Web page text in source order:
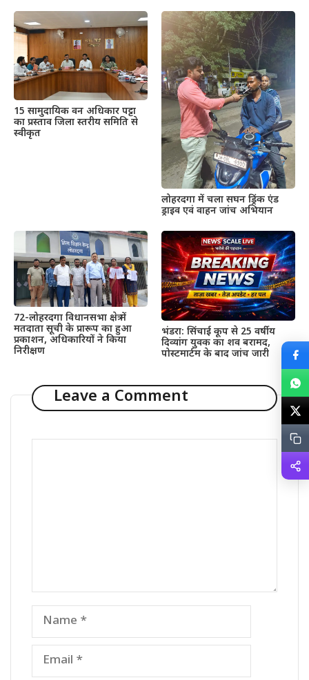
15 सामुदायिक वन अधिकार पट्टा
का प्रस्ताव जिला स्तरीय समिति से
स्वीकृत
लोहरदगा में चला सघन ड्रिंक एंड
ड्राइव एवं वाहन जांच अभियान
72-लोहरदगा विधानसभा क्षेत्र में
मतदाता सूची के प्रारूप का हुआ
प्रकाशन, अधिकारियों ने किया
निरीक्षण
भंडरा: सिंचाई कूप से 25 वर्षीय
दिव्यांग युवक का शव बरामद,
पोस्टमार्टम के बाद जांच जारी
Leave a Comment
Name
Email